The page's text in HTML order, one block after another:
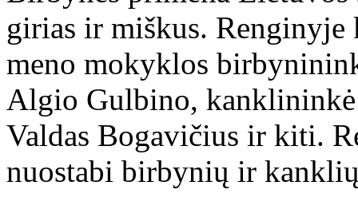
girias ir miškus. Renginyje
meno mokyklos
Algio Gulbino,
Valdas Bogavičius ir kiti.
nuostabi birbynių ir